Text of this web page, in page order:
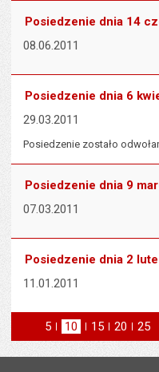
Posiedzenie dnia 14
08.06.2011
Posiedzenie dnia 6
29.03.2011
Posiedzenie zostało
Posiedzenie dnia 9
07.03.2011
Posiedzenie dnia 2
11.01.2011
5 elementów na stronie
10 elementów
na stronie
15 elementów
na stronie
20
na
25